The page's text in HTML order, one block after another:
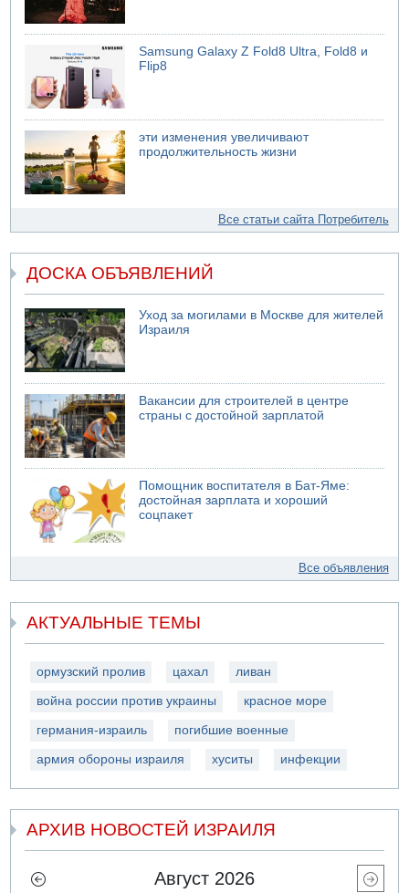
Samsung Galaxy Z Fold8 Ultra, Fold8 и
Flip8
эти изменения увеличивают
продолжительность жизни
Все статьи сайта Потребитель
ДОСКА ОБЪЯВЛЕНИЙ
Уход за могилами в Москве для жителей
Израиля
Вакансии для строителей в центре
страны с достойной зарплатой
Помощник воспитателя в Бат-Яме:
достойная зарплата и хороший
соцпакет
Все объявления
АКТУАЛЬНЫЕ ТЕМЫ
ормузский пролив цахал ливан
война россии против украины красное море
германия-израиль погибшие военные
армия обороны израиля хуситы инфекции
АРХИВ НОВОСТЕЙ ИЗРАИЛЯ
Август 2026